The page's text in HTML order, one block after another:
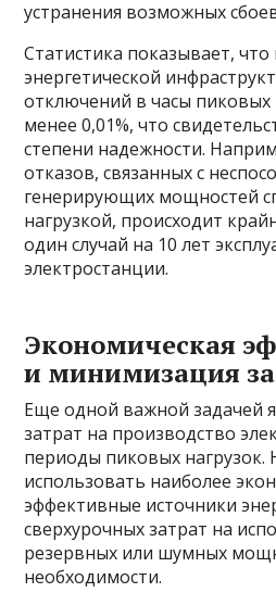
устранения возможных
Статистика показывает, что
энергетической
отключений в часы пиковых
менее 0,01%, что
степени надежности.
отказов, связанных с
генерирующих мощностей
нагрузкой, происходит
один случай на 10 лет
электростанции.
Экономическая
и минимизация
Еще одной важной задачей
затрат на производство
периоды пиковых нагрузок.
использовать наиболее
эффективные источники
сверхурочных затрат на
резервных или шумных
необходимости.